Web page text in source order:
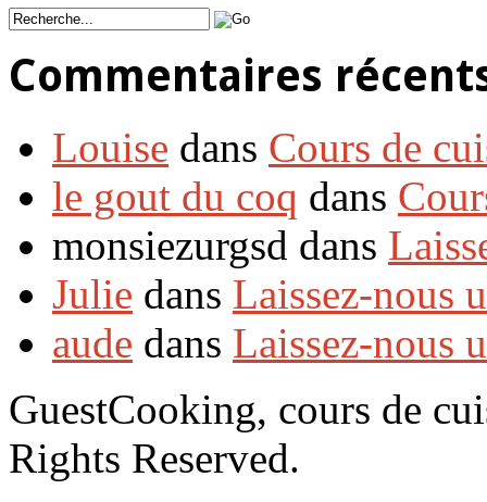
Commentaires
Louise dans Cours de
le gout du coq dans
monsiezurgsd dans
Julie dans Laissez-nous
aude dans Laissez-nous
GuestCooking, cours de
Rights Reserved.